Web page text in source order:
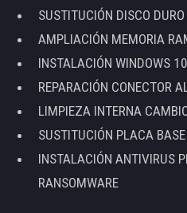
SUSTITUCIÓN DISCO
AMPLIACIÓN MEMORIA
INSTALACIÓN WINDOWS
REPARACIÓN CONECTOR
LIMPIEZA INTERNA
SUSTITUCIÓN PLACA
INSTALACIÓN ANTIVIRUS
RANSOMWARE